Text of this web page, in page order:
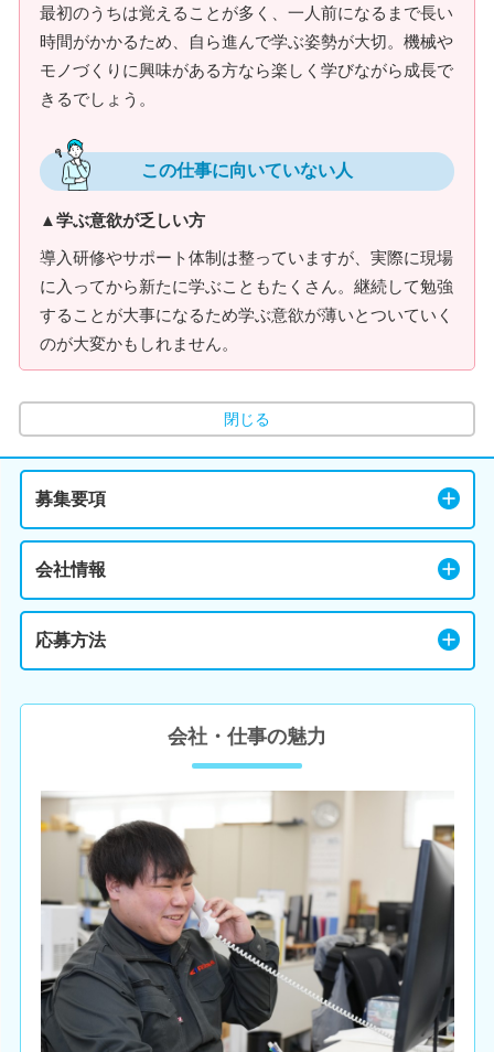
最初のうちは覚えることが多く、一人前になるまで長い
時間がかかるため、自ら進んで学ぶ姿勢が大切。機械や
モノづくりに興味がある方なら楽しく学びながら成長で
きるでしょう。
この仕事に向いていない人
▲学ぶ意欲が乏しい方
導入研修やサポート体制は整っていますが、実際に現場
に入ってから新たに学ぶこともたくさん。継続して勉強
することが大事になるため学ぶ意欲が薄いとついていく
のが大変かもしれません。
閉じる
募集要項
会社情報
応募方法
会社・仕事の魅力